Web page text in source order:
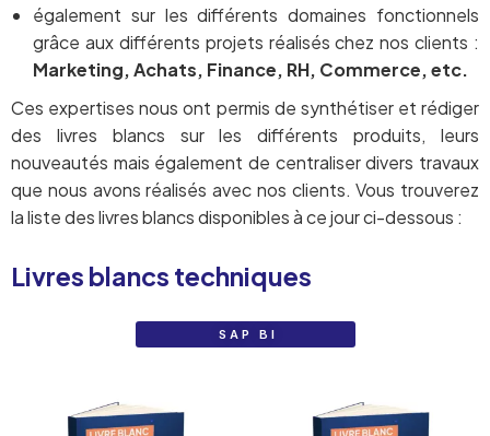
également sur les différents domaines fonctionnels
grâce aux différents projets réalisés chez nos clients :
Marketing, Achats, Finance, RH, Commerce, etc.
Ces expertises nous ont permis de synthétiser et rédiger
des livres blancs sur les différents produits, leurs
nouveautés mais également de centraliser divers travaux
que nous avons réalisés avec nos clients. Vous trouverez
la liste des livres blancs disponibles à ce jour ci-dessous :
Livres blancs techniques
SAP BI